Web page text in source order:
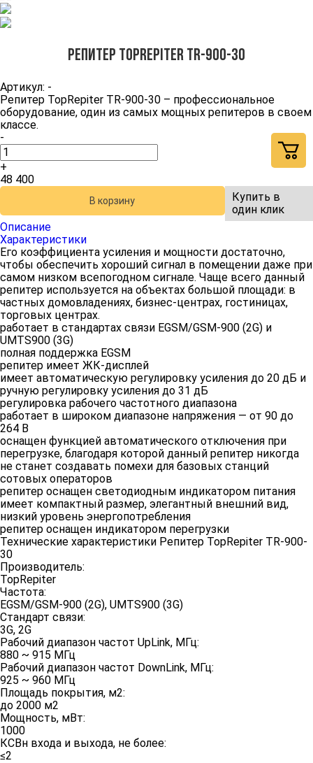
Репитер TopRepiter TR-900-30
Артикул: -
Репитер TopRepiter TR-900-30 – профессиональное
оборудование, один из самых мощных репитеров в своем
классе.
-
+
48 400
В корзину
Купить в
один клик
Описание
Характеристики
Его коэффициента усиления и мощности достаточно,
чтобы обеспечить хороший сигнал в помещении даже при
самом низком всепогодном сигнале. Чаще всего данный
репитер используется на объектах большой площади: в
частных домовладениях, бизнес-центрах, гостиницах,
торговых центрах.
работает в стандартах связи EGSM/GSM-900 (2G) и
UMTS900 (3G)
полная поддержка EGSM
репитер имеет ЖК-дисплей
имеет автоматическую регулировку усиления до 20 дБ и
ручную регулировку усиления до 31 дБ
регулировка рабочего частотного диапазона
работает в широком диапазоне напряжения — от 90 до
264 В
оснащен функцией автоматического отключения при
перегрузке, благодаря которой данный репитер никогда
не станет создавать помехи для базовых станций
сотовых операторов
репитер оснащен светодиодным индикатором питания
имеет компактный размер, элегантный внешний вид,
низкий уровень энергопотребления
репитер оснащен индикатором перегрузки
Технические характеристики Репитер TopRepiter TR-900-
30
Производитель:
TopRepiter
Частота:
EGSM/GSM-900 (2G), UMTS900 (3G)
Стандарт связи:
3G, 2G
Рабочий диапазон частот UpLink, МГц:
880 ~ 915 МГц
Рабочий диапазон частот DownLink, МГц:
925 ~ 960 МГц
Площадь покрытия, м2:
до 2000 м2
Мощность, мВт:
1000
КСВн входа и выхода, не более:
≤2